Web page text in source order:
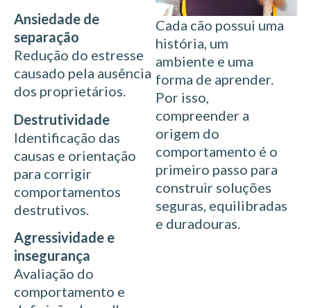
Ansiedade de
separação
Redução do estresse
causado pela ausência
dos proprietários.
Destrutividade
Identificação das
causas e orientação
para corrigir
comportamentos
destrutivos.
Agressividade e
insegurança
Avaliação do
comportamento e
Cada cão possui uma
história, um
ambiente e uma
forma de aprender.
Por isso,
compreender a
origem do
comportamento é o
primeiro passo para
construir soluções
seguras, equilibradas
e duradouras.